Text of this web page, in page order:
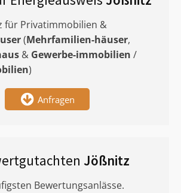
für Privatimmobilien &
(Mehrfamilien-häuser,
& Gewerbe-immobilien /
)
Anfragen
Jößnitz
Bewertungsanlässe.